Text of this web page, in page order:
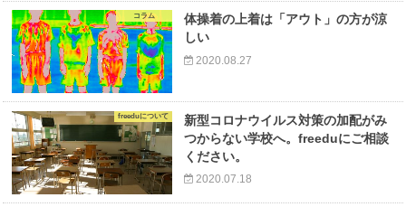
コラム
体操着の上着は「アウト」の方が涼
しい
2020.08.27
freeduについて
新型コロナウイルス対策の加配がみ
つからない学校へ。freeduにご相談
ください。
2020.07.18